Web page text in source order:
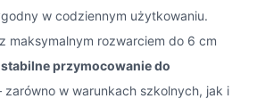
w codziennym użytkowaniu.
maksymalnym rozwarciem do 6 cm
przymocowanie do
zarówno w warunkach szkolnych, jak i